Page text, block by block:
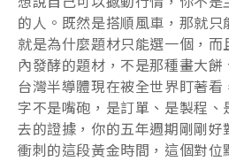
的人。既然是搭順風車，那就
就是為什麼題材只能選一個，
內發酵的題材，不是那種畫大餅
台灣半導體現在被全世界盯著
字不是嘴砲，是訂單、是製程
去的證據，你的五年週期剛剛
衝刺的這段黃金時間，這個對位